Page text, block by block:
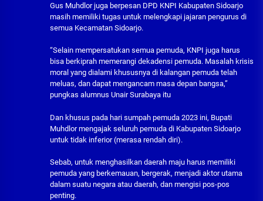
Gus Muhdlor juga berpesan DPD KNPI Kabupaten Sidoarjo
masih memiliki tugas untuk melengkapi jajaran pengurus di
semua Kecamatan Sidoarjo.
“Selain mempersatukan semua pemuda, KNPI juga harus
bisa berkiprah memerangi dekadensi pemuda. Masalah krisis
moral yang dialami khususnya di kalangan pemuda telah
meluas, dan dapat mengancam masa depan bangsa,”
pungkas alumnus Unair Surabaya itu
Dan khusus pada hari sumpah pemuda 2023 ini, Bupati
Muhdlor mengajak seluruh pemuda di Kabupaten Sidoarjo
untuk tidak inferior (merasa rendah diri).
Sebab, untuk menghasilkan daerah maju harus memiliki
pemuda yang berkemauan, bergerak, menjadi aktor utama
dalam suatu negara atau daerah, dan mengisi pos-pos
penting.